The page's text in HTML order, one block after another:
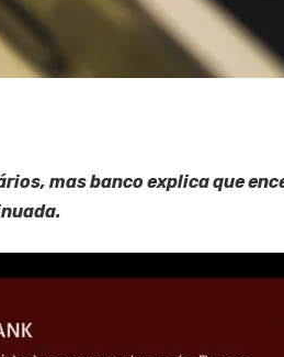
mas banco explica que